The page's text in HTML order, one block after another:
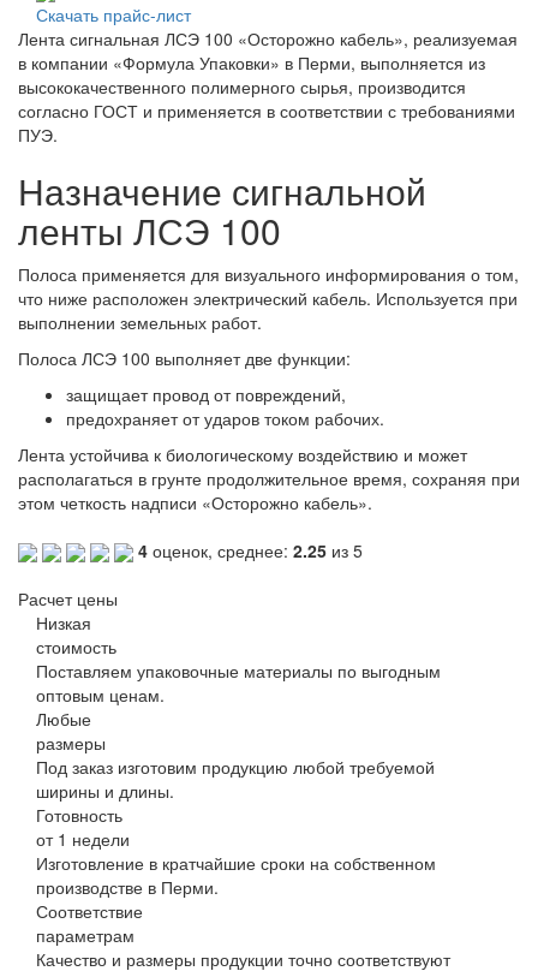
Скачать прайс-лист
Лента сигнальная ЛСЭ 100 «Осторожно кабель», реализуемая
в компании «Формула Упаковки» в Перми, выполняется из
высококачественного полимерного сырья, производится
согласно ГОСТ и применяется в соответствии с требованиями
ПУЭ.
Назначение сигнальной
ленты ЛСЭ 100
Полоса применяется для визуального информирования о том,
что ниже расположен электрический кабель. Используется при
выполнении земельных работ.
Полоса ЛСЭ 100 выполняет две функции:
защищает провод от повреждений,
предохраняет от ударов током рабочих.
Лента устойчива к биологическому воздействию и может
располагаться в грунте продолжительное время, сохраняя при
этом четкость надписи «Осторожно кабель».
4 оценок, среднее: 2.25 из 5
Расчет цены
Низкая
стоимость
Поставляем упаковочные материалы по выгодным
оптовым ценам.
Любые
размеры
Под заказ изготовим продукцию любой требуемой
ширины и длины.
Готовность
от 1 недели
Изготовление в кратчайшие сроки на собственном
производстве в Перми.
Соответствие
параметрам
Качество и размеры продукции точно соответствуют